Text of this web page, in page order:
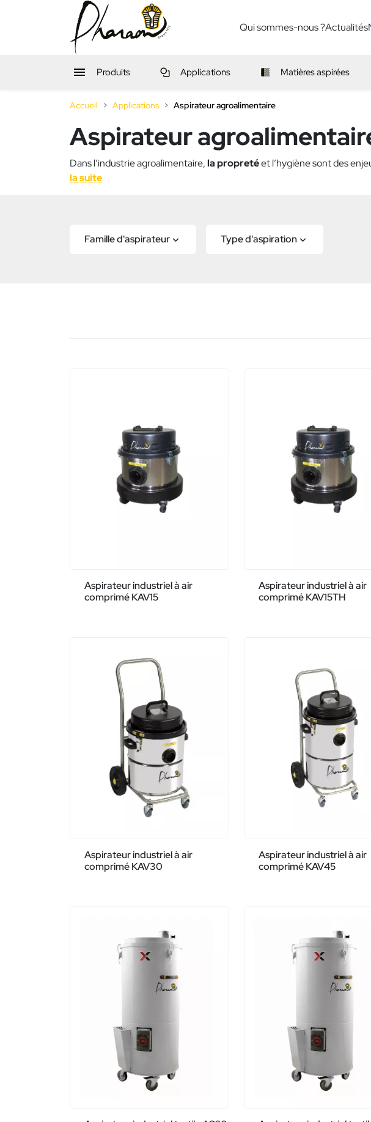
Qui sommes-nous ?Actualités
 Produits Applications Matières aspirées
Accueil Applications Aspirateur agroalimentaire
Aspirateur
Dans l’industrie agroalimentaire,la propretéet l’hygiène sont des
la suite
Famille d'aspirateur  Type d'aspiration 
Aspirateur industriel à air
comprimé KAV15
Aspirateur industriel à air
comprimé KAV15TH
Aspirateur industriel à air
comprimé KAV30
Aspirateur industriel à air
comprimé KAV45